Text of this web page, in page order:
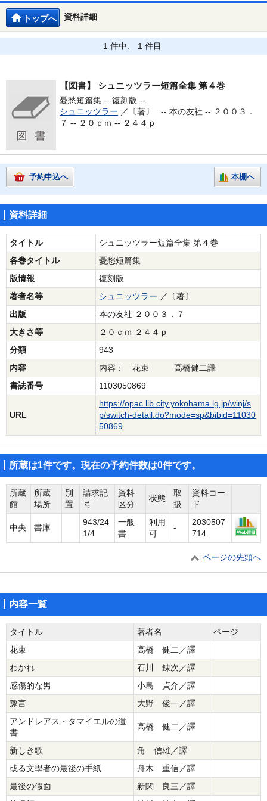
資料詳細
トップへ
1 件中、 1 件目
【図書】 シュニッツラー短篇全集 第４巻
憂愁短篇集 -- 復刻版 --
シュニッツラー ／〔著〕 -- 本の友社 -- ２００３．
７ -- ２０ｃｍ -- ２４４ｐ
予約申込へ 本棚へ
資料詳細
タイトル
シュニッツラー短篇全集 第４巻
各巻タイトル
憂愁短篇集
版情報
復刻版
著者名等
シュニッツラー ／〔著〕
出版
本の友社 ２００３．７
大きさ等
２０ｃｍ ２４４ｐ
分類
943
内容
内容： 花束 高橋健二譯
書誌番号
1103050869
URL
https://opac.lib.city.yokohama.lg.jp/winj/s
p/switch-detail.do?mode=sp&bibid=11030
50869
所蔵は1件です。現在の予約件数は0件です。
所蔵
館
所蔵
場所
別
置
請求記
号
資料
区分
状態
取
扱
資料コー
ド
中央 書庫
943/24
1/4
一般
書
利用
可
-
2030507
714
ページの先頭へ
内容一覧
タイトル 著者名
ページ
花束
高橋 健二／譯
わかれ
石川 錬次／譯
感傷的な男
小島 貞介／譯
豫言
大野 俊一／譯
アンドレアス・タマイエルの遺
書
高橋 健二／譯
新しき歌
角 信雄／譯
或る文學者の最後の手紙
舟木 重信／譯
最後の假面
新関 良三／譯